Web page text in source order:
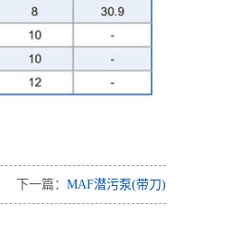
下一篇： MAF潜污泵(带刀)